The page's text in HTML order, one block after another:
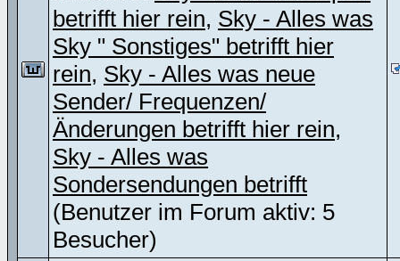
betrifft hier rein, Sky - Alles was
Sky " Sonstiges" betrifft hier
rein, Sky - Alles was neue
Sender/ Frequenzen/
Änderungen betrifft hier rein,
Sky - Alles was
Sondersendungen betrifft
(Benutzer im Forum aktiv: 5
Besucher)